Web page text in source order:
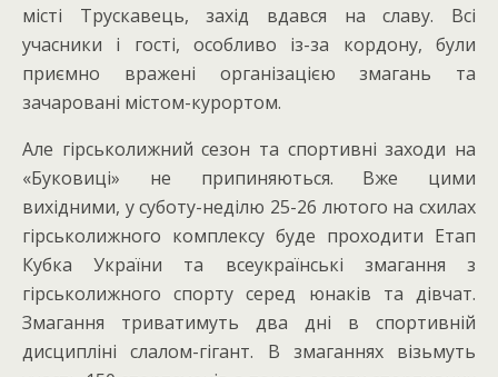
місті Трускавець, захід вдався на славу. Всі
учасники і гості, особливо із-за кордону, були
приємно вражені організацією змагань та
зачаровані містом-курортом.
Але гірськолижний сезон та спортивні заходи на
«Буковиці» не припиняються. Вже цими
вихідними, у суботу-неділю 25-26 лютого на схилах
гірськолижного комплексу буде проходити Етап
Кубка України та всеукраїнські змагання з
гірськолижного спорту серед юнаків та дівчат.
Змагання триватимуть два дні в спортивній
дисципліні слалом-гігант. В змаганнях візьмуть